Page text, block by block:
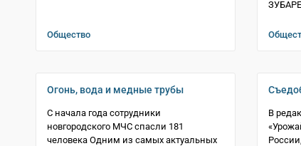
Общество
Огонь, вода и медные трубы
С начала года сотрудники
новгородского МЧС спасли 181
человека Одним из самых актуальных
В